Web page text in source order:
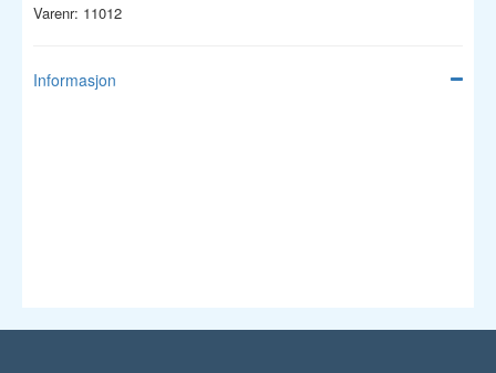
Varenr: 11012
Informasjon